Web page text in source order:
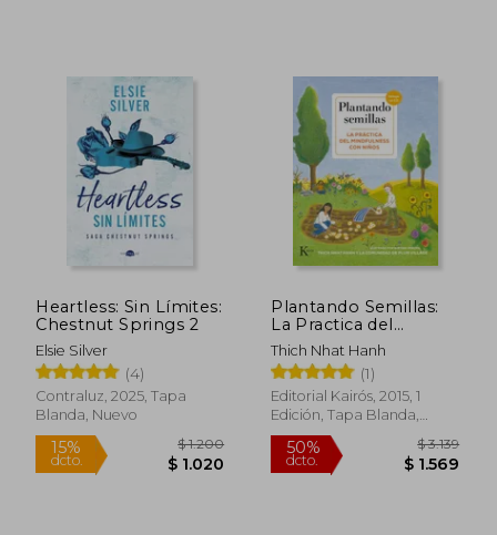
Heartless: Sin Límites:
Chestnut Springs 2
Elsie Silver
(4)
Contraluz, 2025, Tapa
Blanda, Nuevo
Plantando Semillas:
La Practica del
Mindfulness con
Niños
Thich Nhat Hanh
(1)
Editorial Kairós, 2015, 1
Edición, Tapa Blanda,
Nuevo